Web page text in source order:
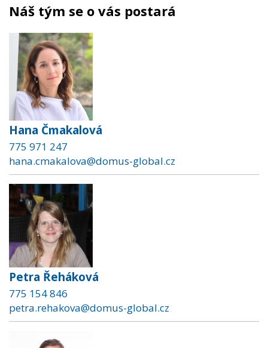
Náš tým se o vás postará
Hana Čmakalová
775 971 247
hana.cmakalova@domus-global.cz
Petra Řeháková
775 154 846
petra.rehakova@domus-global.cz